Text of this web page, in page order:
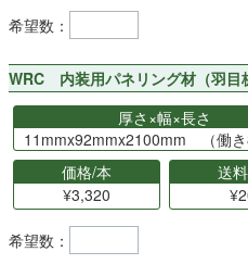
希望数：
WRC 内装用パネリング材（羽
厚さ×幅×長さ
11mmx92mmx2100mm （働き
価格/本
¥3,320
送
希望数：